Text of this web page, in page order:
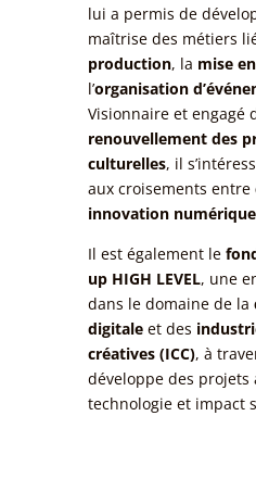
lui a permis de
maîtrise des métiers
production, la mise
l’organisation
Visionnaire et engagé
renouvellement des
culturelles, il
aux croisements entre
innovation numérique
Il est également le
up HIGH LEVEL, une
dans le domaine de la
digitaleet des
créatives (ICC), à
développe des
technologie et impact